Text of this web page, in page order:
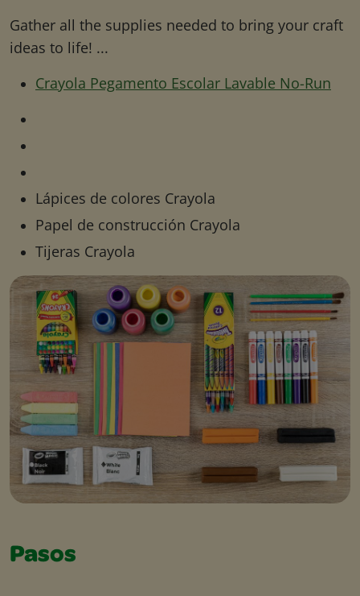
Gather all the supplies needed to bring your craft
ideas to life! ...
Crayola Pegamento Escolar Lavable No-Run
Lápices de colores Crayola
Papel de construcción Crayola
Tijeras Crayola
Pasos